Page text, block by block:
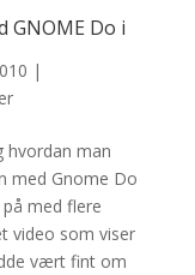
GNOME Do i
|
hvordan man
med Gnome Do
med flere
video som viser
vært fint om